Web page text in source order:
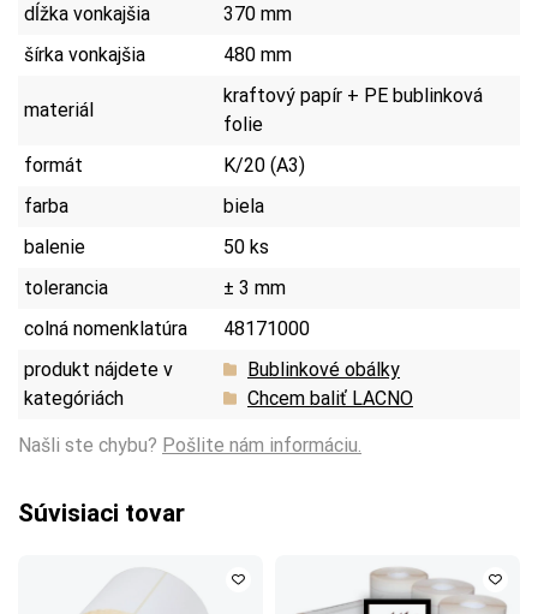
dĺžka vonkajšia
370 mm
šírka vonkajšia
480 mm
materiál
kraftový papír + PE bublinková
folie
formát
K/20 (A3)
farba
biela
balenie
50 ks
tolerancia
± 3 mm
colná nomenklatúra
48171000
produkt nájdete v
kategóriách
Bublinkové obálky
Chcem baliť LACNO
Našli ste chybu? Pošlite nám informáciu.
Súvisiaci tovar